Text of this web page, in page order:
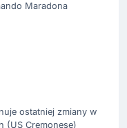
Maradona
ostatniej zmiany w
(US Cremonese)